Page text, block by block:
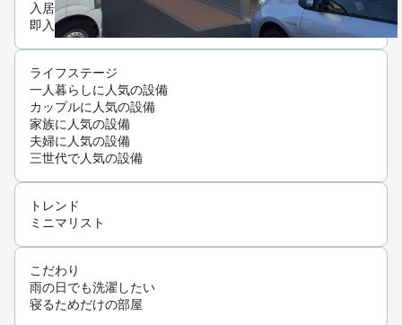
入居条件
即入居可
ライフステージ
一人暮らしに人気の設備
カップルに人気の設備
家族に人気の設備
夫婦に人気の設備
三世代で人気の設備
トレンド
ミニマリスト
こだわり
雨の日でも洗濯したい
寝るためだけの部屋